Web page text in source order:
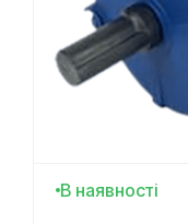
В наявності